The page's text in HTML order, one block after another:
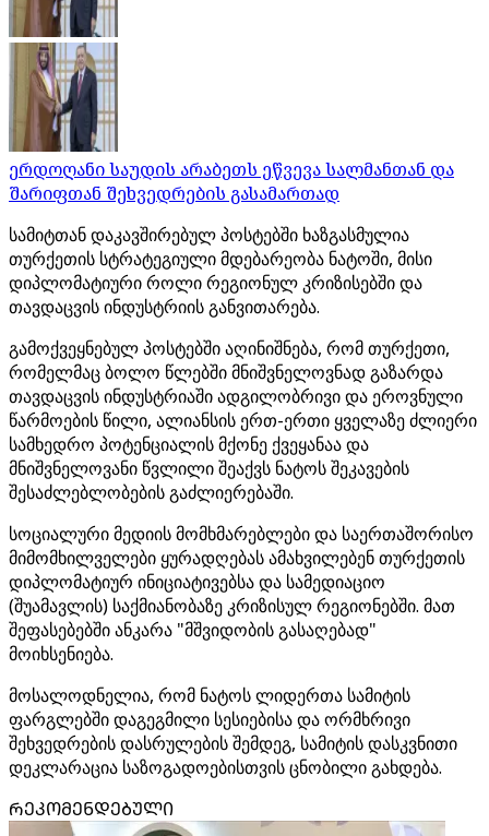
ერდოღანი საუდის არაბეთს ეწვევა სალმანთან და
შარიფთან შეხვედრების გასამართად
სამიტთან დაკავშირებულ პოსტებში ხაზგასმულია
თურქეთის სტრატეგიული მდებარეობა ნატოში, მისი
დიპლომატიური როლი რეგიონულ კრიზისებში და
თავდაცვის ინდუსტრიის განვითარება.
გამოქვეყნებულ პოსტებში აღინიშნება, რომ თურქეთი,
რომელმაც ბოლო წლებში მნიშვნელოვნად გაზარდა
თავდაცვის ინდუსტრიაში ადგილობრივი და ეროვნული
წარმოების წილი, ალიანსის ერთ-ერთი ყველაზე ძლიერი
სამხედრო პოტენციალის მქონე ქვეყანაა და
მნიშვნელოვანი წვლილი შეაქვს ნატოს შეკავების
შესაძლებლობების გაძლიერებაში.
სოციალური მედიის მომხმარებლები და საერთაშორისო
მიმომხილველები ყურადღებას ამახვილებენ თურქეთის
დიპლომატიურ ინიციატივებსა და სამედიაციო
(შუამავლის) საქმიანობაზე კრიზისულ რეგიონებში. მათ
შეფასებებში ანკარა "მშვიდობის გასაღებად"
მოიხსენიება.
მოსალოდნელია, რომ ნატოს ლიდერთა სამიტის
ფარგლებში დაგეგმილი სესიებისა და ორმხრივი
შეხვედრების დასრულების შემდეგ, სამიტის დასკვნითი
დეკლარაცია საზოგადოებისთვის ცნობილი გახდება.
ᲠᲔᲙᲝᲛᲔᲜᲓᲔᲑᲣᲚᲘ